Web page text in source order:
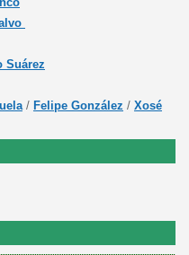
Suárez
/ Felipe González / Xosé